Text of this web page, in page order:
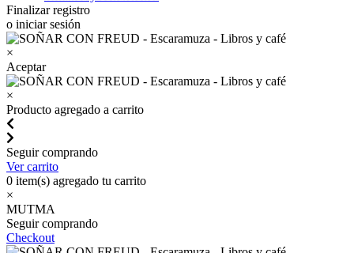
Finalizar registro
o iniciar sesión
×
Aceptar
×
Producto agregado a carrito
Seguir comprando
Ver carrito
0 item(s) agregado tu carrito
×
MUTMA
Seguir comprando
Checkout